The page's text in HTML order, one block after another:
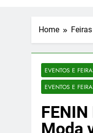
Home
EVENTOS E
EVENTOS E
Moda